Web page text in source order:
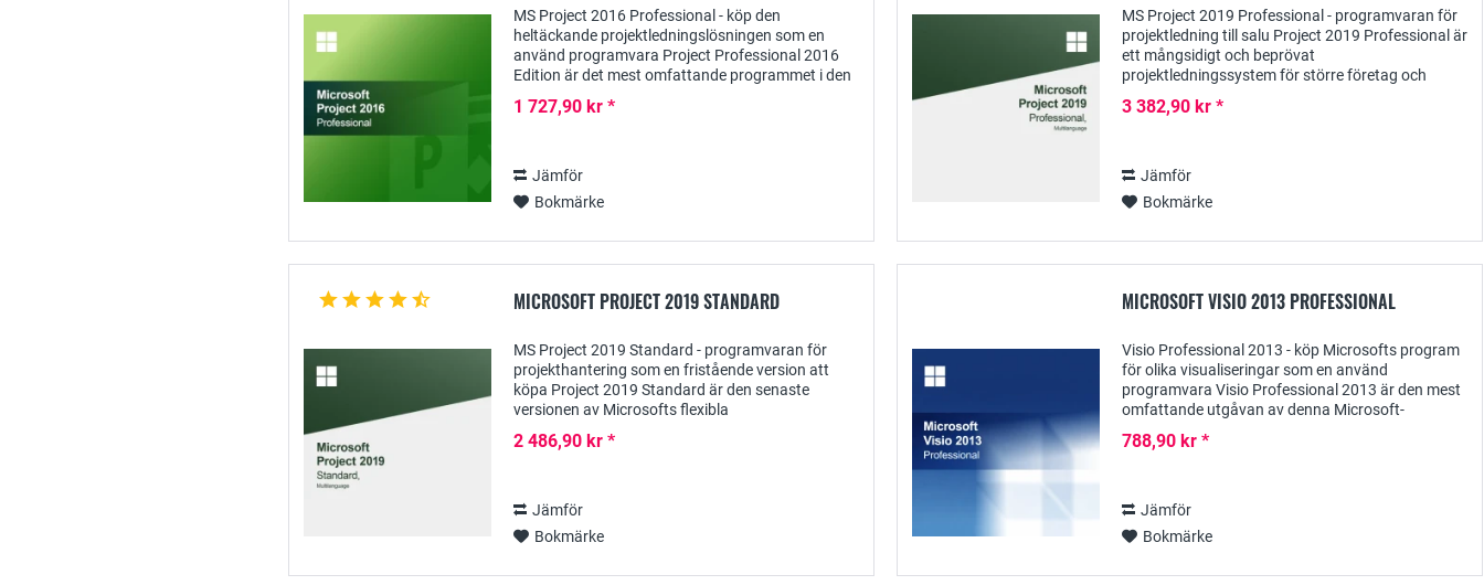
MS Project 2016 Professional - köp den
heltäckande projektledningslösningen som en
använd programvara Project Professional 2016
Edition är det mest omfattande programmet i den
planering och...
1 727,90 kr *
Jämför
Bokmärke
MS Project 2019 Professional - programvaran för
projektledning till salu Project 2019 Professional är
ett mångsidigt och beprövat
projektledningssystem för större företag och
3 382,90 kr *
Jämför
Bokmärke
MICROSOFT PROJECT 2019 STANDARD
MS Project 2019 Standard - programvaran för
projekthantering som en fristående version att
köpa Project 2019 Standard är den senaste
versionen av Microsofts flexibla
små och medelstora...
2 486,90 kr *
Jämför
Bokmärke
MICROSOFT VISIO 2013 PROFESSIONAL
Visio Professional 2013 - köp Microsofts program
för olika visualiseringar som en använd
programvara Visio Professional 2013 är den mest
omfattande utgåvan av denna Microsoft-
betydligt...
788,90 kr *
Jämför
Bokmärke